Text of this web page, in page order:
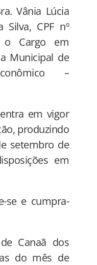
Vânia Lúcia
Silva, CPF nº
o Cargo em
Municipal de
–
em vigor
produzindo
setembro de
em
se e cumpra-
Canaã dos
do mês de